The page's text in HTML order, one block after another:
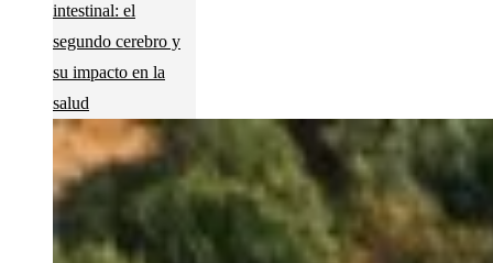
intestinal: el
segundo cerebro y
su impacto en la
salud